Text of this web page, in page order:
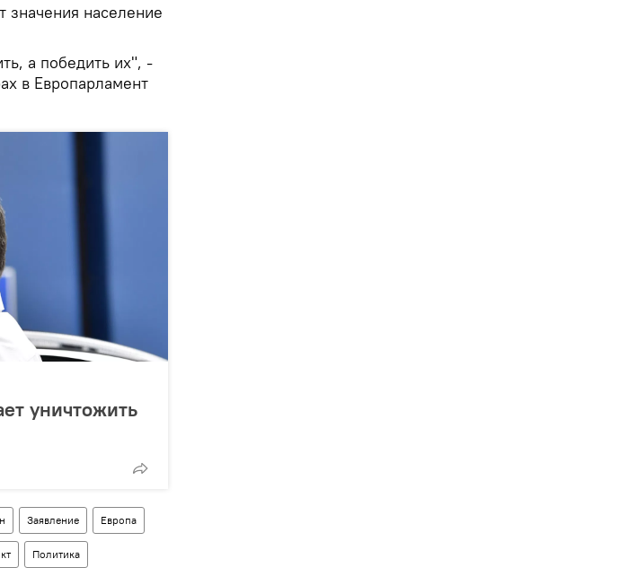
значения население
а победить их", -
в Европарламент
уничтожить
Заявление Европа
Политика